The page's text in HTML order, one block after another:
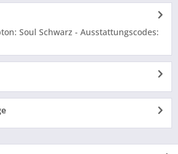
Soul Schwarz - Ausstattungscodes: